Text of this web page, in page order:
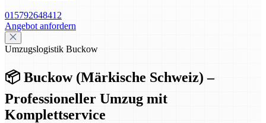
015792648412
Angebot anfordern
Umzugslogistik Buckow
📦 Buckow (Märkische Schweiz) –
Professioneller Umzug mit
Komplettservice